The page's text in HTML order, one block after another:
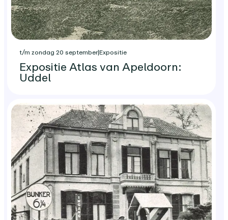
t/m zondag 20 september|Expositie
Expositie Atlas van Apeldoorn:
Uddel